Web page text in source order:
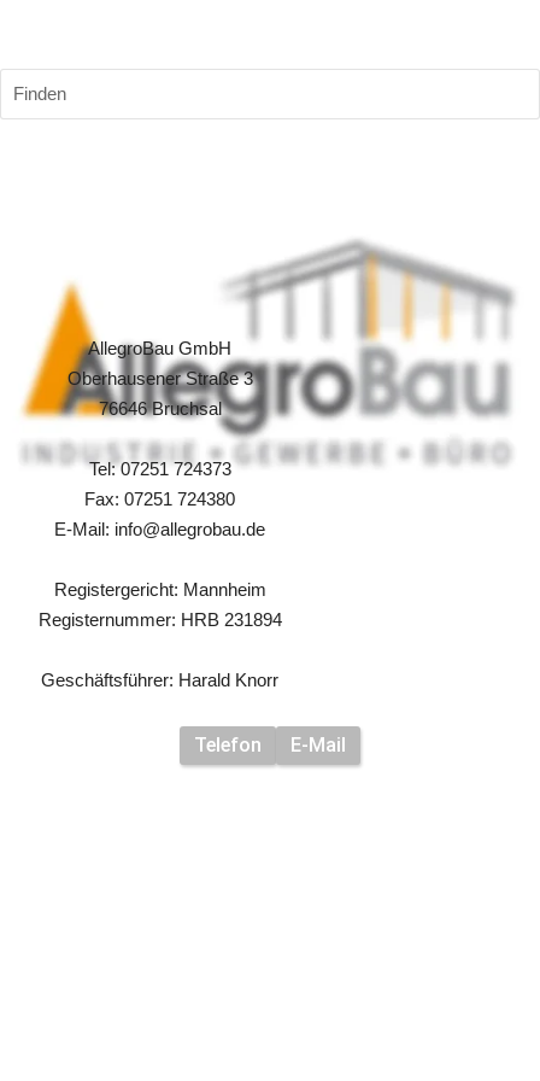
Finden
Bauvorhaben nach Ihrem Wunsch.
Professionell, wirtschaftlich und qualitativ.
AllegroBau GmbH
Oberhausener Straße 3
76646 Bruchsal
Tel: 07251 724373
Fax: 07251 724380
E-Mail: info@allegrobau.de
Registergericht: Mannheim
Registernummer: HRB 231894
Geschäftsführer: Harald Knorr
Telefon E-Mail